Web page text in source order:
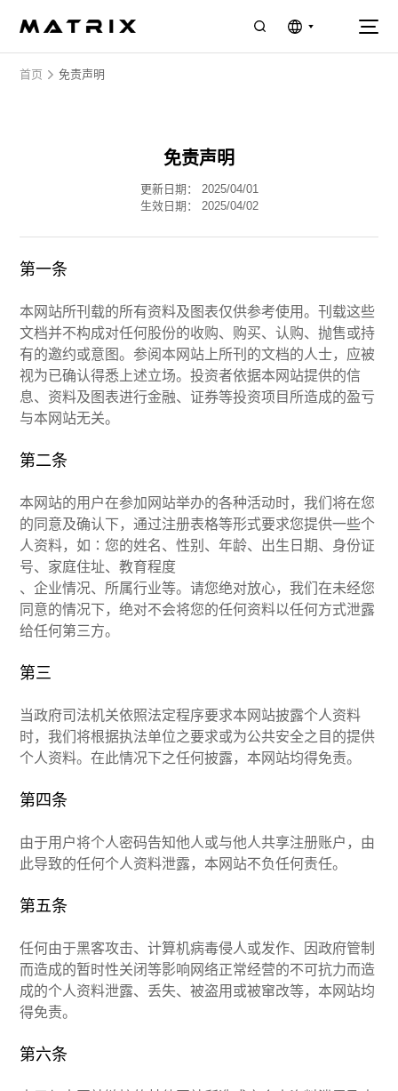
选择语言
首页 免责声明
免责声明
更新日期： 2025/04/01
生效日期： 2025/04/02
第一条
本网站所刊载的所有资料及图表仅供参考使用。刊载这些
文档并不构成对任何股份的收购、购买、认购、抛售或持
有的邀约或意图。参阅本网站上所刊的文档的人士，应被
视为已确认得悉上述立场。投资者依据本网站提供的信
息、资料及图表进行金融、证券等投资项目所造成的盈亏
与本网站无关。
第二条
本网站的用户在参加网站举办的各种活动时，我们将在您
的同意及确认下，通过注册表格等形式要求您提供一些个
人资料，如∶您的姓名、性别、年龄、出生日期、身份证
号、家庭住址、教育程度
、企业情况、所属行业等。请您绝对放心，我们在未经您
同意的情况下，绝对不会将您的任何资料以任何方式泄露
给任何第三方。
第三
当政府司法机关依照法定程序要求本网站披露个人资料
时，我们将根据执法单位之要求或为公共安全之目的提供
个人资料。在此情况下之任何披露，本网站均得免责。
第四条
由于用户将个人密码告知他人或与他人共享注册账户，由
此导致的任何个人资料泄露，本网站不负任何责任。
第五条
任何由于黑客攻击、计算机病毒侵人或发作、因政府管制
而造成的暂时性关闭等影响网络正常经营的不可抗力而造
成的个人资料泄露、丢失、被盗用或被窜改等，本网站均
得免责。
第六条